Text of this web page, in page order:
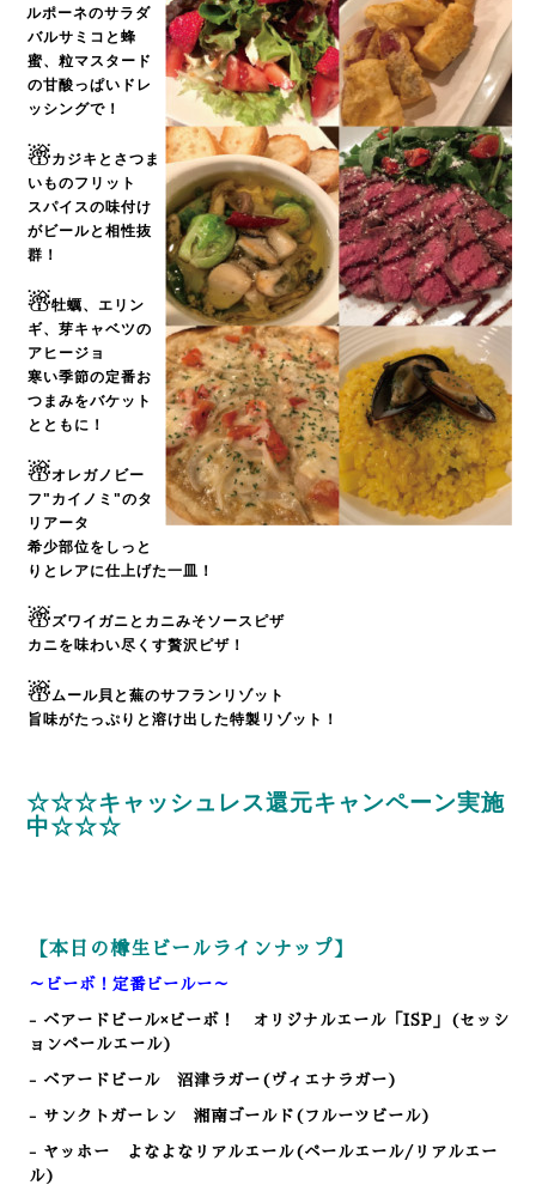
ルポーネのサラダ
バルサミコと蜂
蜜、粒マスタード
の甘酸っぱいドレ
ッシングで！
☃カジキとさつま
いものフリット
スパイスの味付け
がビールと相性抜
群！
☃牡蠣、エリン
ギ、芽キャベツの
アヒージョ
寒い季節の定番お
つまみをバケット
とともに！
☃オレガノビー
フ"カイノミ"のタ
リアータ
希少部位をしっと
りとレアに仕上げた一皿！
☃ズワイガニとカニみそソースピザ
カニを味わい尽くす贅沢ピザ！
☃ムール貝と蕪のサフランリゾット
旨味がたっぷりと溶け出した特製リゾット！
☆☆☆キャッシュレス還元キャンペーン実施
中☆☆☆
【本日の樽生ビールラインナップ】
～ビーボ！定番ビールー～
- ベアードビール×ビーボ！ オリジナルエール「ISP」(セッシ
ョンペールエール)
- ベアードビール 沼津ラガー(ヴィエナラガー)
- サンクトガーレン 湘南ゴールド(フルーツビール)
- ヤッホー よなよなリアルエール(ペールエール/リアルエー
ル)